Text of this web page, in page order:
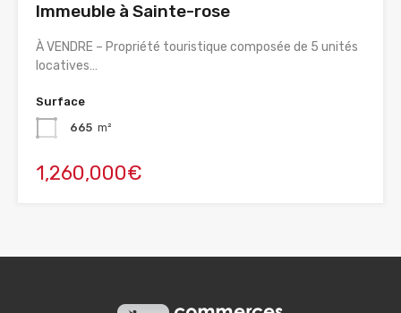
Immeuble à Sainte-rose
À VENDRE – Propriété touristique composée de 5 unités
locatives…
Surface
665 m²
1,260,000€